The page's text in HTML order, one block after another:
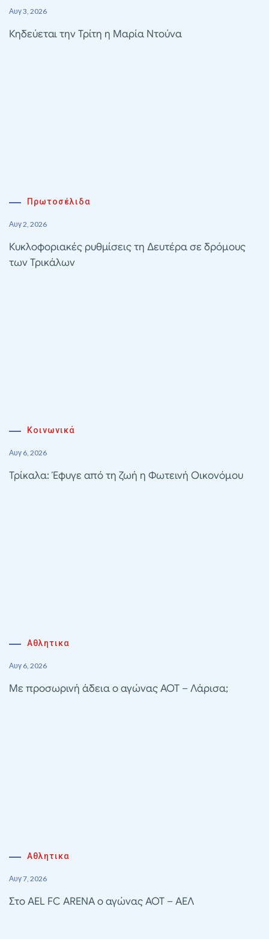
Αυγ 3, 2026
Κηδεύεται την Τρίτη η Μαρία Ντούνα
Πρωτοσέλιδα
Αυγ 2, 2026
Κυκλοφοριακές ρυθμίσεις τη Δευτέρα σε δρόμους
των Τρικάλων
Κοινωνικά
Αυγ 6, 2026
Τρίκαλα: Έφυγε από τη ζωή η Φωτεινή Οικονόμου
Αθλητικα
Αυγ 6, 2026
Με προσωρινή άδεια ο αγώνας ΑΟΤ – Λάρισα;
Αθλητικα
Αυγ 7, 2026
Στο AEL FC ARENA ο αγώνας ΑΟΤ – ΑΕΛ